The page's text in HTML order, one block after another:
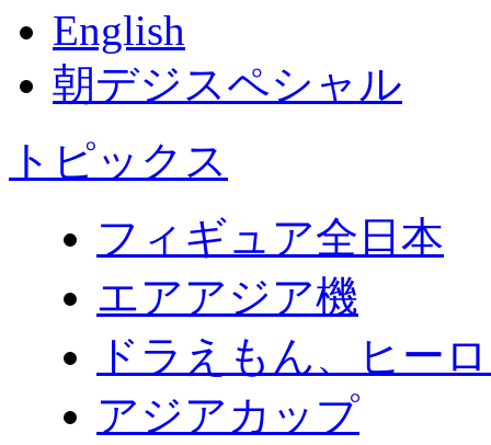
English
朝デジスペシャル
トピックス
フィギュア全日本
エアアジア機
ドラえもん、ヒー
アジアカップ